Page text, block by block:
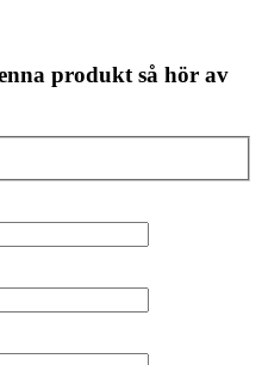
produkt så hör av